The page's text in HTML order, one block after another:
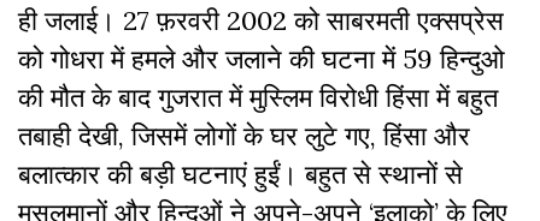
ही जलाई। 27 फ़रवरी 2002 को साबरमती एक्सप्रेस
को गोधरा में हमले और जलाने की घटना में 59 हिन्दुओ
की मौत के बाद गुजरात में मुस्लिम विरोधी हिंसा में बहुत
तबाही देखी, जिसमें लोगों के घर लुटे गए, हिंसा और
बलात्कार की बड़ी घटनाएं हुईं। बहुत से स्थानों से
मुसलमानों और हिन्दुओं ने अपने-अपने ‘इलाको’ के लिए